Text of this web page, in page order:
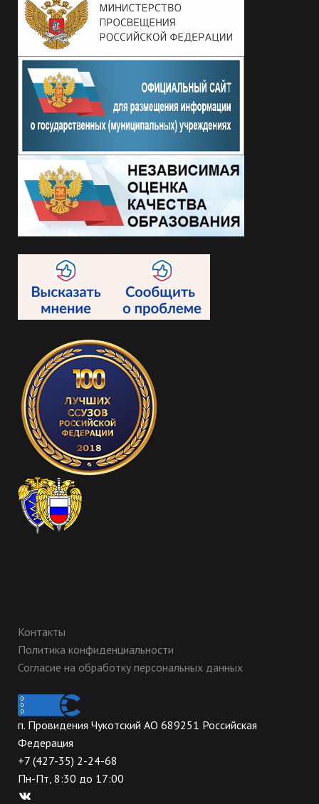
Контакты
Политика конфиденциальности
Согласие на обработку персональных данных
п. Провидения Чукотский АО 689251 Российская
Федерация
+7 (427-35) 2-24-68
Пн-Пт, 8:30 до 17:00